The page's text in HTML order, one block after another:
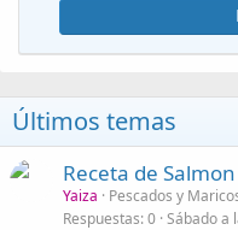
Últimos temas
Receta de
Yaiza
Pescados y
Respuestas 0 Sábado a